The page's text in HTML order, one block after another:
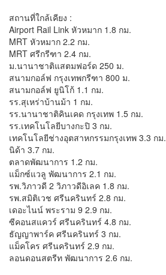
สถานที่ใกล้เคียง :
Airport Rail Link หัวหมาก 1.8 กม.
MRT หัวหมาก 2.2 กม.
MRT ศรีกรีฑา 2.4 กม.
ม.นานาชาติแสตมฟอร์ด 250 ม.
สนามกอล์ฟ กรุงเทพกรีฑา 800 ม.
สนามกอล์ฟ ยูนิโก้ 1.1 กม.
รร.สุเหร่าบ้านม้า 1 กม.
รร.นานาชาติคินเคด กรุงเทพ 1.5 กม.
รร.เทคโนโลยีบางกะปิ 3 กม.
เทคโนโลยีช่างอุตสาหกรรมกรุงเทพ 3.3 กม.
นิด้า 3.7 กม.
ตลาดพัฒนาการ 1.2 กม.
แม็กซ์แวลู พัฒนาการ 2.1 กม.
รพ.วิภาวดี 2 วิภาวดีอิเลค 1.8 กม.
รพ.สมิติเวช ศรีนครินทร์ 2.8 กม.
เดอะไนน์ พระราม 9 2.9 กม.
ซีคอนสแควร์ ศรีนครินทร์ 4.8 กม.
ธัญญาพาร์ค ศรีนครินทร์ 3 กม.
แม็คโคร ศรีนครินทร์ 2.9 กม.
ลอนดอนสตรีท พัฒนาการ 2.6 กม.